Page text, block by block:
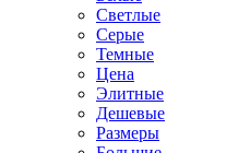
Светлые
Серые
Темные
Цена
Элитные
Дешевые
Размеры